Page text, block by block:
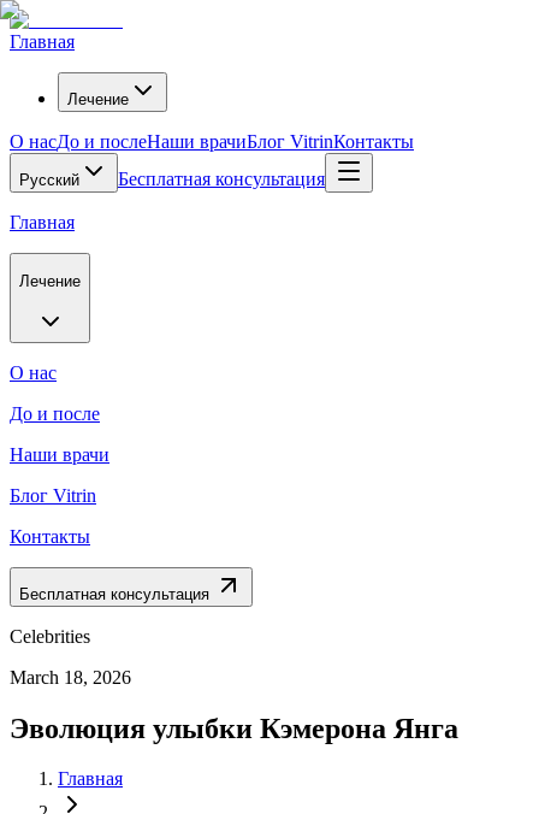
Главная
Лечение
О насДо и послеНаши врачиБлог VitrinКонтакты
Русский Бесплатная консультация
Главная
Лечение
О нас
До и после
Наши врачи
Блог Vitrin
Контакты
Бесплатная консультация
Celebrities
March 18, 2026
Эволюция улыбки Кэмерона Янга
Главная